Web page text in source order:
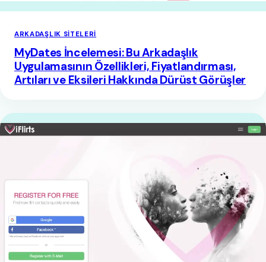
ARKADAŞLIK SITELERI
MyDates İncelemesi: Bu Arkadaşlık
Uygulamasının Özellikleri, Fiyatlandırması,
Artıları ve Eksileri Hakkında Dürüst Görüşler